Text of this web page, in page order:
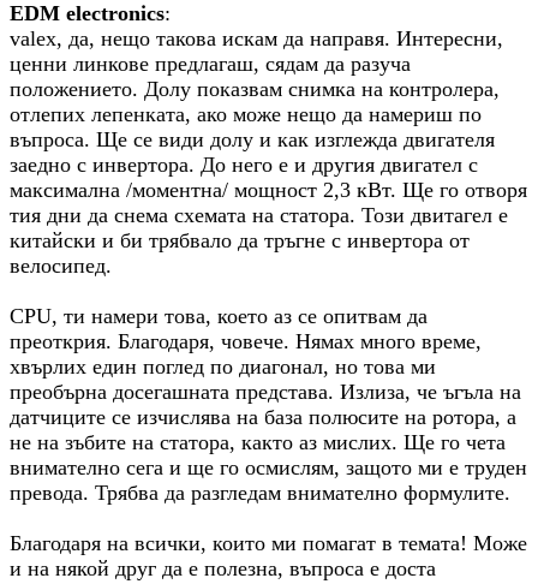
EDM electronics:
valex, да, нещо такова искам да направя. Интересни,
ценни линкове предлагаш, сядам да разуча
положението. Долу показвам снимка на контролера,
отлепих лепенката, ако може нещо да намериш по
въпроса. Ще се види долу и как изглежда двигателя
заедно с инвертора. До него е и другия двигател с
максимална /моментна/ мощност 2,3 кВт. Ще го отворя
тия дни да снема схемата на статора. Този двитагел е
китайски и би трябвало да тръгне с инвертора от
велосипед.
CPU, ти намери това, което аз се опитвам да
преоткрия. Благодаря, човече. Нямах много време,
хвърлих един поглед по диагонал, но това ми
преобърна досегашната представа. Излиза, че ъгъла на
датчиците се изчислява на база полюсите на ротора, а
не на зъбите на статора, както аз мислих. Ще го чета
внимателно сега и ще го осмислям, защото ми е труден
превода. Трябва да разгледам внимателно формулите.
Благодаря на всички, които ми помагат в темата! Може
и на някой друг да е полезна, въпроса е доста